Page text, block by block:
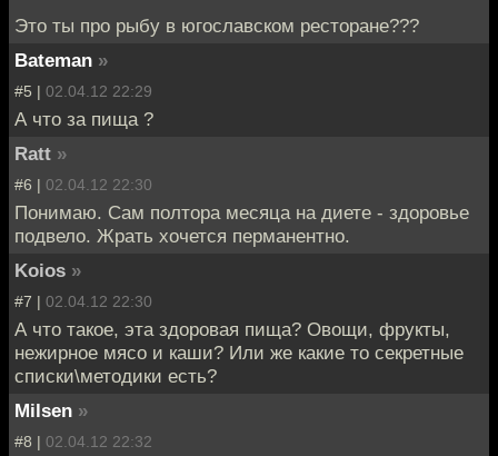
Это ты про рыбу в югославском ресторане???
Bateman »
#5 | 02.04.12 22:29
А что за пища ?
Ratt »
#6 | 02.04.12 22:30
Понимаю. Сам полтора месяца на диете - здоровье
подвело. Жрать хочется перманентно.
Koios »
#7 | 02.04.12 22:30
А что такое, эта здоровая пища? Овощи, фрукты,
нежирное мясо и каши? Или же какие то секретные
списки\методики есть?
Milsen »
#8 | 02.04.12 22:32